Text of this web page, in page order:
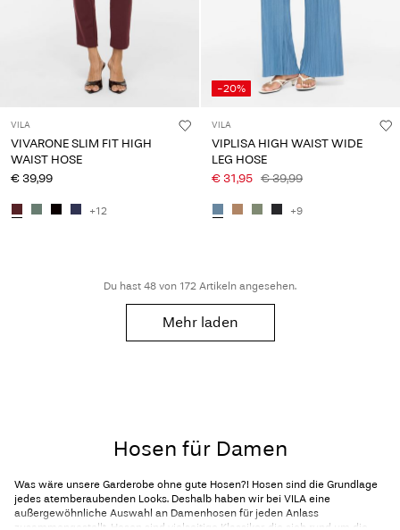
VILA
VIVARONE SLIM FIT HIGH
WAIST HOSE
€ 39,99
+12
-20%
VILA
VIPLISA HIGH WAIST WIDE
LEG HOSE
€ 31,95 € 39,99
+9
Du hast 48 von 172 Artikeln angesehen.
Mehr laden
Hosen für Damen
Was wäre unsere Garderobe ohne gute Hosen?! Hosen sind die Grundlage
jedes atemberaubenden Looks. Deshalb haben wir bei VILA eine
außergewöhnliche Auswahl an Damenhosen für jeden Anlass
zusammengestellt. Hosen sind vielseitige Klassiker, die sich rund um die